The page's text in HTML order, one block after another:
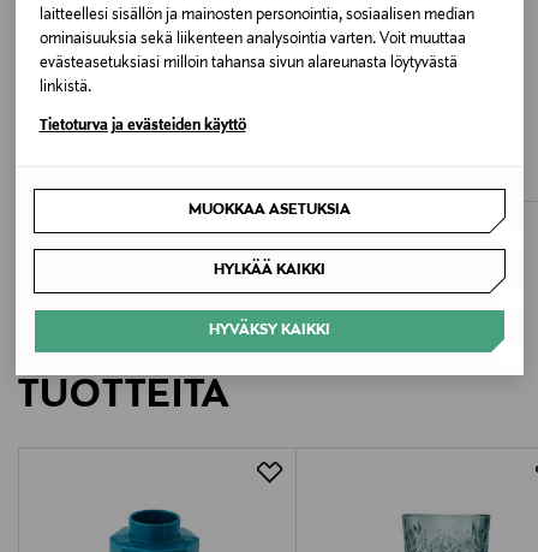
laitteellesi sisällön ja mainosten personointia, sosiaalisen median
ominaisuuksia sekä liikenteen analysointia varten. Voit muuttaa
evästeasetuksiasi milloin tahansa sivun alareunasta löytyvästä
linkistä.
Tietoturva ja evästeiden käyttö
MUOKKAA ASETUKSIA
HYLKÄÄ KAIKKI
HYVÄKSY KAIKKI
Valmistajan tuotenumero
14115941
contact@bestseller.com
Avainsanat
ESSENTIALS BY STOCKMANN
LISÄÄ KIINNOSTAVIA
TUOTTEITA